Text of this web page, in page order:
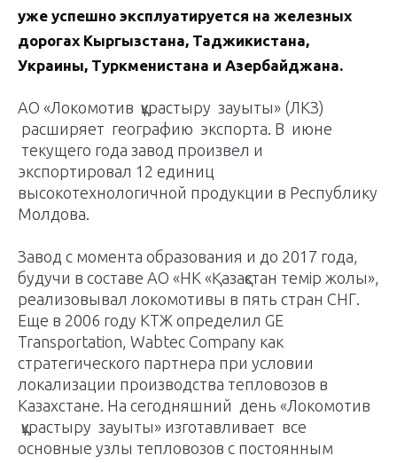
уже успешно эксплуатируется на железных
дорогах Кыргызстана, Таджикистана,
Украины, Туркменистана и Азербайджана.
АО «Локомотив құрастыру зауыты» (ЛКЗ)
расширяет географию экспорта. В июне
текущего года завод произвел и
экспортировал 12 единиц
высокотехнологичной продукции в Республику
Молдова.
Завод с момента образования и до 2017 года,
будучи в составе АО «НК «Қазақстан темір жолы»,
реализовывал локомотивы в пять стран СНГ.
Еще в 2006 году КТЖ определил GE
Transportation, Wabtec Company как
стратегического партнера при условии
локализации производства тепловозов в
Казахстане. На сегодняшний день «Локомотив
құрастыру зауыты» изготавливает все
основные узлы тепловозов с постоянным